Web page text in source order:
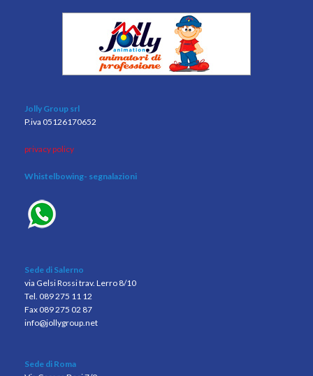
Jolly Group srl
P.iva 05126170652
privacy policy
Whistelbowing- segnalazioni
Sede di Salerno
via Gelsi Rossi trav. Lerro 8/10
Tel. 089 275 11 12
Fax 089 275 02 87
info@jollygroup.net
Sede di Roma